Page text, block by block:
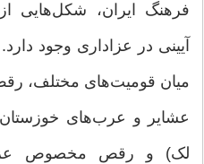
فرهنگ ایران،
آیینی در عزاداری وجود
میان قومیت‌های مختلف،
عشایر و عرب‌های
لک) و رقص مخصوص